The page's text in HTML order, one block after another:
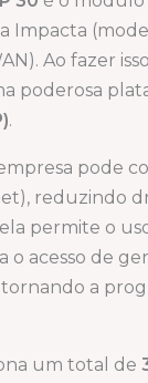
Impacta
Ao fazer
poderosa
.
pode
reduzindo
ela permite o
o acesso de
a
um total de